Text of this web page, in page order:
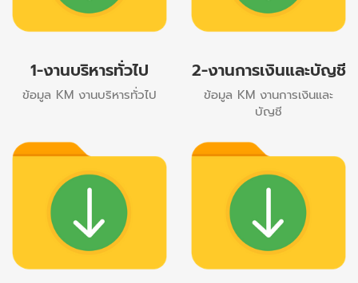
1-งานบริหารทั่วไป
ข้อมูล KM งานบริหารทั่วไป
2-งานการเงินและบัญชี
ข้อมูล KM งานการเงินและ
บัญชี